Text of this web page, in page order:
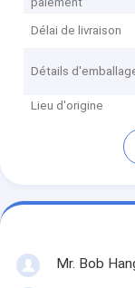
Délai de livraison
Détails
Lieu d'origine
Mr. Bob